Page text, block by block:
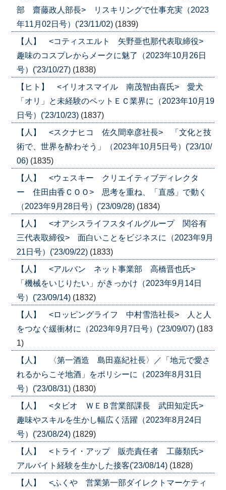
部 齋藤政人部長> リスキリングで仕事充実（2023
年11月02日号）('23/11/02) (1839)
【人】 <コティスエルト 矢野亜也那代表取締役>
趣味のコスプレからメークに魅了（2023年10月26日
号）('23/10/27) (1838)
【ヒト】 <イリオスマイル 南茂智由喜氏> 愛犬
「オリ」と未経験のペットＥＣ業界に（2023年10月19
日号）('23/10/23) (1837)
【人】 <スクナヒコ 佐久間幸彦社長> 「文化と技
術で、世界を酔わそう」（2023年10月5日号）('23/10/
06) (1835)
【人】 <ウェスキー クリエイティブディレクタ
ー 住田由香ＣＯＯ> 思考を重ね、「直感」で動く
（2023年9月28日号）('23/09/28) (1834)
【人】 <オアシスライフスタイルグループ 関谷有
三代表取締役> 面白いことをビジネスに（2023年9月
21日号）('23/09/22) (1833)
【人】 <アルバン ネット事業部 高橋晋也氏>
「機械をいじりたい」がきっかけ（2023年9月14日
号）('23/09/14) (1832)
【人】 <ロッピングライフ 中村雪浩社長> 人と人
をつなぐ緩衝材に（2023年9月7日号）('23/09/07) (183
1)
【人】 〈第一酒造 島田嘉紀社長〉／「地元で愛さ
れるからこそ地酒」をポリシーに（2023年8月31日
号）('23/08/31) (1830)
【人】 <タビオ ＷＥＢ営業部課長 武田知定氏>
趣味やスキルを生かし幅広く活躍（2023年8月24日
号）('23/08/24) (1829)
【人】 <トライ・アップ 販売責任者 工藤類氏>
アルバイト経験を生かした接客('23/08/14) (1828)
【人】 <ふくや 営業第一部ダイレクトマーケティ